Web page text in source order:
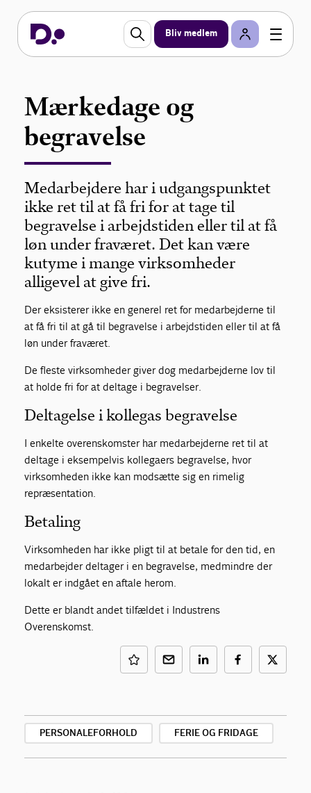
Bliv medlem
Mærkedage og
begravelse
Medarbejdere har i udgangspunktet
ikke ret til at få fri for at tage til
begravelse i arbejdstiden eller til at få
løn under fraværet. Det kan være
kutyme i mange virksomheder
alligevel at give fri.
Der eksisterer ikke en generel ret for medarbejderne til
at få fri til at gå til begravelse i arbejdstiden eller til at få
løn under fraværet.
De fleste virksomheder giver dog medarbejderne lov til
at holde fri for at deltage i begravelser.
Deltagelse i kollegas begravelse
I enkelte overenskomster har medarbejderne ret til at
deltage i eksempelvis kollegaers begravelse, hvor
virksomheden ikke kan modsætte sig en rimelig
repræsentation.
Betaling
Virksomheden har ikke pligt til at betale for den tid, en
medarbejder deltager i en begravelse, medmindre der
lokalt er indgået en aftale herom.
Dette er blandt andet tilfældet i Industrens
Overenskomst.
PERSONALEFORHOLD FERIE OG FRIDAGE